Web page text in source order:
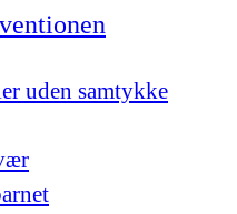
uden samtykke